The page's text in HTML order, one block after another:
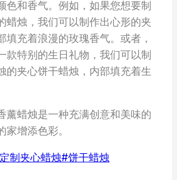
色和香气。例如，如果您想要制
蜡烛，我们可以制作出心形的夹
填充着浪漫的玫瑰香气。或者，
款特别的生日礼物，我们可以制
的夹心饼干蜡烛，内部填充着生
薰蜡烛是一种充满创意和美味的
增添色彩。
定制夹心蜡烛#饼干蜡烛